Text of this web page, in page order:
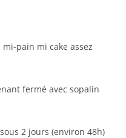
mi-pain mi cake assez
fermé avec sopalin
2 jours (environ 48h)